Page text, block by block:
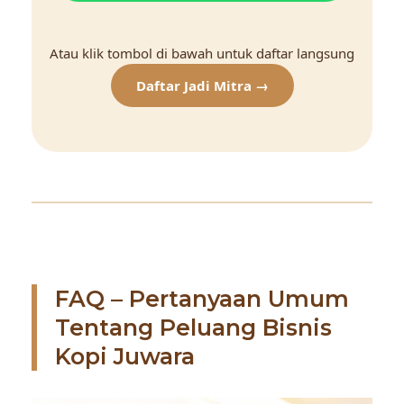
Atau klik tombol di bawah untuk daftar langsung
Daftar Jadi Mitra →
FAQ – Pertanyaan Umum
Tentang Peluang Bisnis
Kopi Juwara